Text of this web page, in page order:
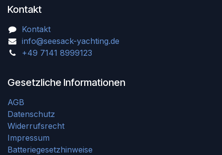
Kontakt
Kontakt
info@seesack-yachting.de
+49 7141 8999123
Gesetzliche Informationen
AGB
Datenschutz
Widerrufsrecht
Impressum
Batteriegesetzhinweise